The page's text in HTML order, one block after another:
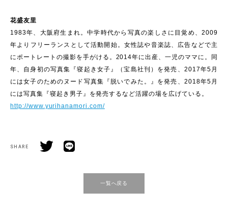
花盛友里
1983年、大阪府生まれ。中学時代から写真の楽しさに目覚め、2009
年よりフリーランスとして活動開始。女性誌や音楽誌、広告などで主
にポートレートの撮影を手がける。2014年に出産、一児のママに。同
年、自身初の写真集『寝起き女子』（宝島社刊）を発売、2017年5月
には女子のためのヌード写真集『脱いでみた。』を発売、2018年5月
には写真集『寝起き男子』を発売するなど活躍の場を広げている。
http://www.yurihanamori.com/
SHARE
一覧へ戻る